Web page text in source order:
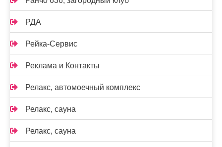
РДА
Рейка-Сервис
Реклама и Контакты
Релакс, автомоечный комплекс
Релакс, сауна
Релакс, сауна